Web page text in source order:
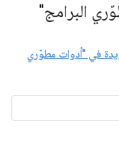
البرامج"
في "أدوات مطوّري